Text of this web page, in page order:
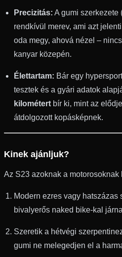
Precizitás: A gumi szerkezete
rendkívül merev, ami azt
oda megy, ahová nézel –
kanyar közepén.
Élettartam: Bár egy
tesztek és a gyári adatok
kilométert bír ki, mint az
átdolgozott kopásképnek.
Kinek ajánljuk?
Az S23 azoknak a motorosoknak
Modern ezres vagy hatszázas
bivalyerős naked bike-kal
Szeretik a hétvégi
gumi ne melegedjen el a